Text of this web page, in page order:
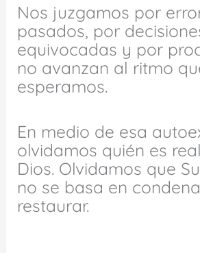
Nos juzgamos por
pasados, por
equivocadas y por
no avanzan al ritmo
esperamos.
En medio de esa
olvidamos quién es
Dios. Olvidamos que
no se basa en
restaurar.